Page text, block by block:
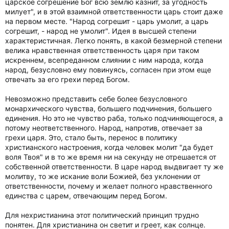
царское согрешение Бог всю землю казнит, за угодность
милует", и в этой взаимной ответственности царь стоит даже
на первом месте. "Народ согрешит - царь умолит, а царь
согрешит, - народ не умолит". Идея в высшей степени
характеристичная. Легко понять, в какой безмерной степени
велика нравственная ответственность царя при таком
искреннем, всепреданном слиянии с ним народа, когда
народ, безусловно ему повинуясь, согласен при этом еще
отвечать за его грехи перед Богом.
Невозможно представить себе более безусловного
монархического чувства, большего подчинения, большего
единения. Но это не чувство раба, только подчиняющегося, а
потому неответственного. Народ, напротив, отвечает за
грехи царя. Это, стало быть, перенос в политику
христианского настроения, когда человек молит "да будет
воля Твоя" и в то же время ни на секунду не отрешается от
собственной ответственности. В царе народ выдвигает ту же
молитву, то же искание воли Божией, без уклонении от
ответственности, почему и желает полного нравственного
единства с царем, отвечающим перед Богом.
Для нехристианина этот политический принцип трудно
понятен. Для христианина он светит и греет, как солнце.